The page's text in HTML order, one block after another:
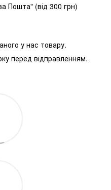
Пошта" (від 300 грн)
у нас товару.
перед відправленням.